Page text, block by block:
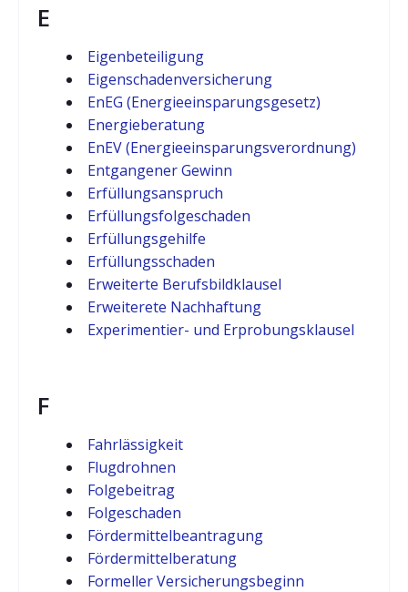
E
Eigenbeteiligung
Eigenschadenversicherung
EnEG (Energieeinsparungsgesetz)
Energieberatung
EnEV (Energieeinsparungsverordnung)
Entgangener Gewinn
Erfüllungsanspruch
Erfüllungsfolgeschaden
Erfüllungsgehilfe
Erfüllungsschaden
Erweiterte Berufsbildklausel
Erweiterete Nachhaftung
Experimentier- und Erprobungsklausel
F
Fahrlässigkeit
Flugdrohnen
Folgebeitrag
Folgeschaden
Fördermittelbeantragung
Fördermittelberatung
Formeller Versicherungsbeginn